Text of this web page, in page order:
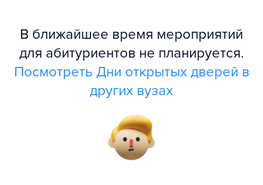
В ближайшее время мероприятий
для абитуриентов не планируется.
Посмотреть Дни открытых дверей в
других вузах